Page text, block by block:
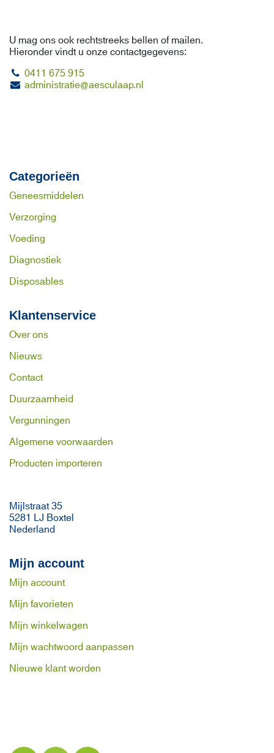
U mag ons ook rechtstreeks bellen of mailen.
Hieronder vindt u onze contactgegevens:
0411 675 915
administratie@aesculaap.nl
Klantenservice
Over ons
Nieuws
Contact
Duurzaamheid
Vergunningen
Algemene voorwaarden
Producten importeren
Mijlstraat 35
5281 LJ Boxtel
Nederland
Mijn account
Mijn account
Mijn favorieten
Mijn winkelwagen
Mijn wachtwoord aanpassen
Nieuwe klant worden
Categorieën
Geneesmiddelen
Verzorging
Voeding
Diagnostiek
Disposables